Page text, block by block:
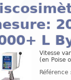
L
Vitesse
(en Poise